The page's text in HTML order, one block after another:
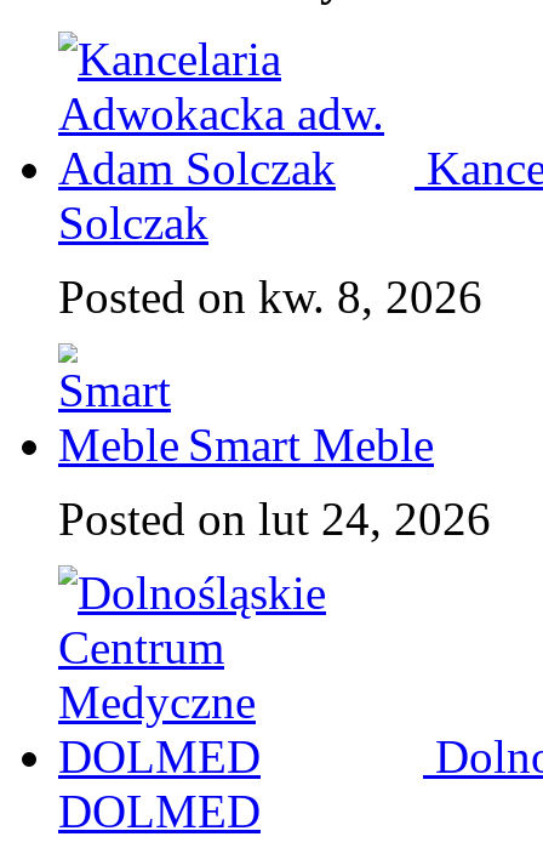
Solczak
Posted on kw. 8, 2026
Smart Meble
Posted on lut 24, 2026
DOLMED